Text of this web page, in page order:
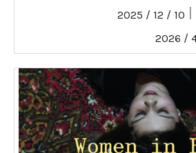
10 / 12 / 2025